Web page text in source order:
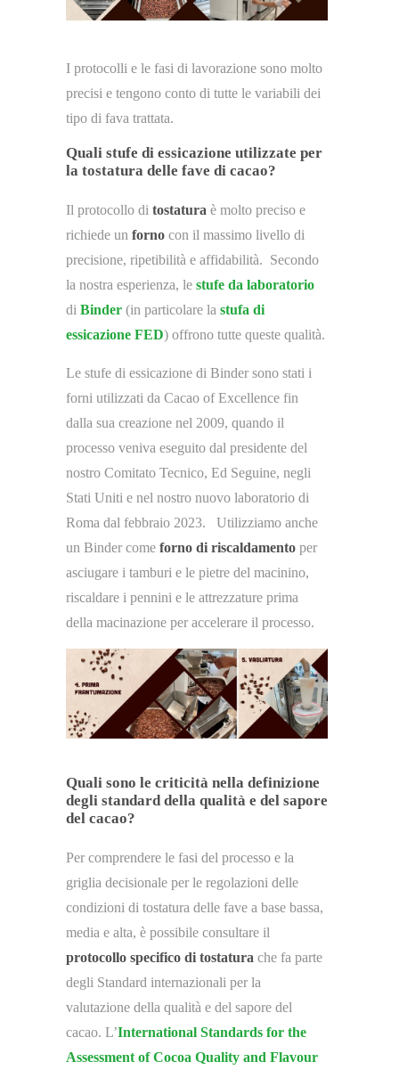
I protocolli e le fasi di lavorazione sono molto
precisi e tengono conto di tutte le variabili dei
tipo di fava trattata.
Quali stufe di essicazione utilizzate per
la tostatura delle fave di cacao?
Il protocollo di tostatura è molto preciso e
richiede un forno con il massimo livello di
precisione, ripetibilità e affidabilità. Secondo
la nostra esperienza, le stufe da laboratorio
di Binder (in particolare la stufa di
essicazione FED) offrono tutte queste qualità.
Le stufe di essicazione di Binder sono stati i
forni utilizzati da Cacao of Excellence fin
dalla sua creazione nel 2009, quando il
processo veniva eseguito dal presidente del
nostro Comitato Tecnico, Ed Seguine, negli
Stati Uniti e nel nostro nuovo laboratorio di
Roma dal febbraio 2023. Utilizziamo anche
un Binder come forno di riscaldamento per
asciugare i tamburi e le pietre del macinino,
riscaldare i pennini e le attrezzature prima
della macinazione per accelerare il processo.
Quali sono le criticità nella definizione
degli standard della qualità e del sapore
del cacao?
Per comprendere le fasi del processo e la
griglia decisionale per le regolazioni delle
condizioni di tostatura delle fave a base bassa,
media e alta, è possibile consultare il
protocollo specifico di tostatura che fa parte
degli Standard internazionali per la
valutazione della qualità e del sapore del
cacao. L’International Standards for the
Assessment of Cocoa Quality and Flavour